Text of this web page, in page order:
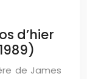
d’hier
de James